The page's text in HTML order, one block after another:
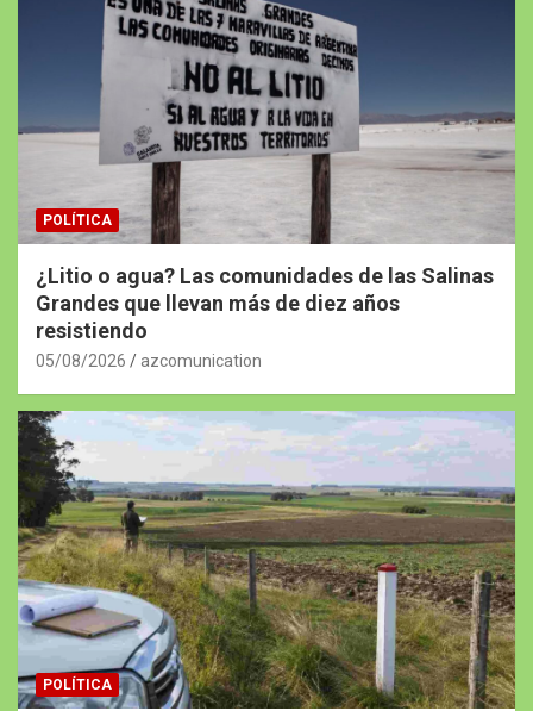
POLÍTICA
¿Litio o agua? Las comunidades de las Salinas
Grandes que llevan más de diez años
resistiendo
05/08/2026 azcomunication
POLÍTICA